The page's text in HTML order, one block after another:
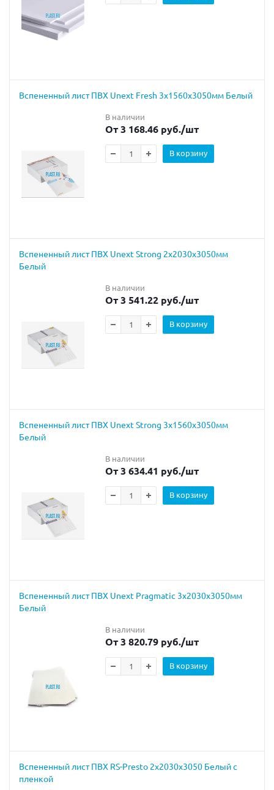
Вспененный лист ПВХ Unext Fresh 3х1560х3050мм Белый
В наличии
От 3 168.46 руб./шт
В корзину
Вспененный лист ПВХ Unext Strong 2х2030х3050мм
Белый
В наличии
От 3 541.22 руб./шт
В корзину
Вспененный лист ПВХ Unext Strong 3х1560х3050мм
Белый
В наличии
От 3 634.41 руб./шт
В корзину
Вспененный лист ПВХ Unext Pragmatic 3x2030x3050мм
Белый
В наличии
От 3 820.79 руб./шт
В корзину
Вспененный лист ПВХ RS-Presto 2x2030x3050 Белый с
пленкой